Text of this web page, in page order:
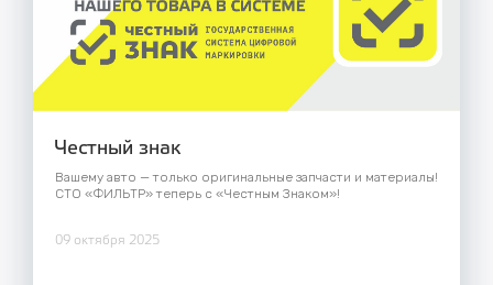
Честный знак
Вашему авто — только оригинальные запчасти и материалы!
СТО «ФИЛЬТР» теперь с «Честным Знаком»!
09 октября 2025